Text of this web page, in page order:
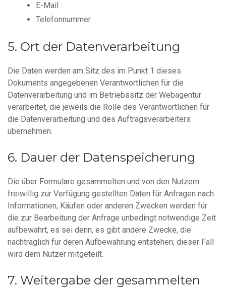
E-Mail
Telefonnummer
Ort der Datenverarbeitung
Die Daten werden am Sitz des im Punkt 1 dieses
Dokuments angegebenen Verantwortlichen für die
Datenverarbeitung und im Betriebssitz der Webagentur
verarbeitet, die jeweils die Rolle des Verantwortlichen für
die Datenverarbeitung und des Auftragsverarbeiters
übernehmen.
Dauer der Datenspeicherung
Die über Formulare gesammelten und von den Nutzern
freiwillig zur Verfügung gestellten Daten für Anfragen nach
Informationen, Käufen oder anderen Zwecken werden für
die zur Bearbeitung der Anfrage unbedingt notwendige Zeit
aufbewahrt, es sei denn, es gibt andere Zwecke, die
nachträglich für deren Aufbewahrung entstehen; dieser Fall
wird dem Nutzer mitgeteilt.
Weitergabe der gesammelten